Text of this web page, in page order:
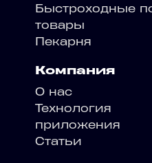
Быстроходные
товары
Пекарня
Компания
О нас
Технология
приложения
Статьи